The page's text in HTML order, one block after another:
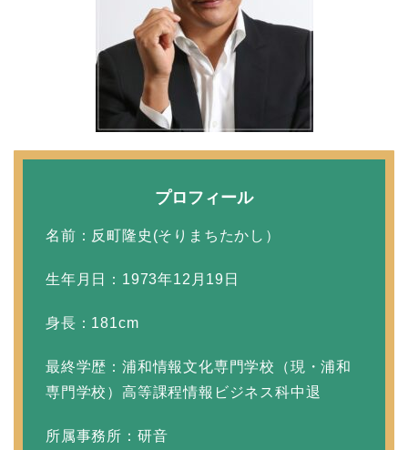
取材！？
中森明菜の結婚歴！豪華
すぎる歴代彼氏４人と
の結婚馴れ初めはバラエ
ティ番組！共演を重ねて
本並健司が元嫁・美千代
と離婚したのはいつ？顔
プロフィール
名前：反町隆史(そりまちたかし）
生年月日：1973年12月19日
身長：181cm
最終学歴：浦和情報文化専門学校（現・浦和
専門学校）高等課程情報ビジネス科中退
所属事務所：研音